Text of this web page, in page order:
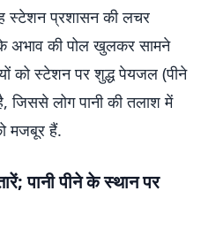
स्टेशन प्रशासन की लचर
अभाव की पोल खुलकर सामने
को स्टेशन पर शुद्ध पेयजल (पीने
जिससे लोग पानी की तलाश में
मजबूर हैं.
पानी पीने के स्थान पर